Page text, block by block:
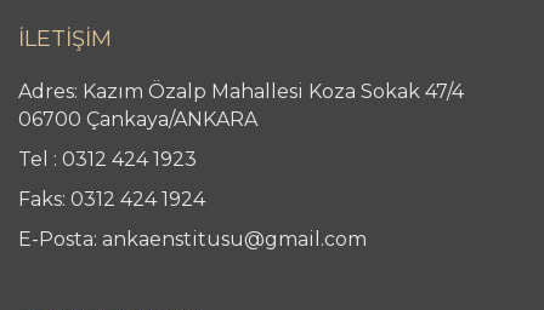
İLETİŞİM
Adres: Kazım Özalp Mahallesi Koza Sokak 47/4
06700 Çankaya/ANKARA
Tel : 0312 424 1923
Faks: 0312 424 1924
E-Posta: ankaenstitusu@gmail.com